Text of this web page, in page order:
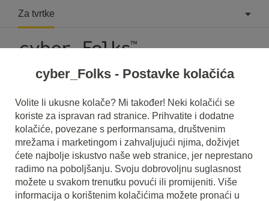
Za tvrtke
Read what it isPHP 5.2in our dictionary.
It will help you better understand what exactly it isPHP 5.2
and what is the meaning to you in everyday use.
cyber_Folks - Postavke kolačića
Volite li ukusne kolače? Mi također! Neki kolačići se
koriste za ispravan rad stranice. Prihvatite i dodatne
kolačiće, povezane s performansama, društvenim
mrežama i marketingom i zahvaljujući njima, doživjet
ćete najbolje iskustvo naše web stranice, jer neprestano
radimo na poboljšanju. Svoju dobrovoljnu suglasnost
možete u svakom trenutku povući ili promijeniti. Više
informacija o korištenim kolačićima možete pronaći u